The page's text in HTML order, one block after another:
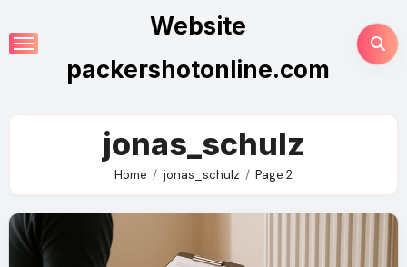
to
Website
packershotonline.com
jonas_schulz
Home jonas_schulz Page 2